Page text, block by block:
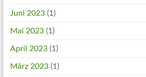
Juni 2023(1)
Mai 2023(1)
April 2023(1)
März 2023(1)